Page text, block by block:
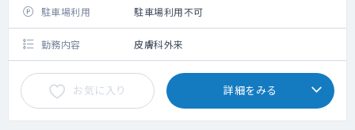
駐車場利用 駐車場利用不可
勤務内容 皮膚科外来
お気に入り 詳細をみる